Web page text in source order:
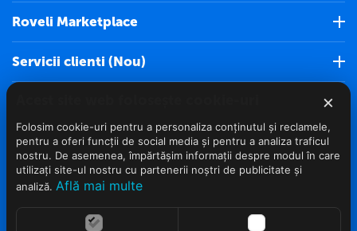
Roveli Marketplace
Servicii clienti (Nou)
Contact
×
Folosim cookie-uri pentru a personaliza conținutul și reclamele,
pentru a oferi funcții de social media și pentru a analiza traficul
nostru. De asemenea, împărtășim informații despre modul în care
utilizați site-ul nostru cu partenerii noștri de publicitate și
analiză. Află mai multe